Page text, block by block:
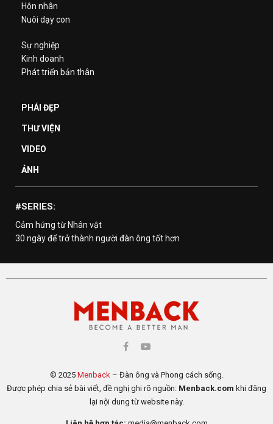
Hôn nhân
Nuôi dạy con
Sự nghiệp
Kinh doanh
Phát triển bản thân
PHÁI ĐẸP
THƯ VIỆN
VIDEO
ẢNH
#SERIES:
Cảm hứng từ Nhân vật
30 ngày để trở thành người đàn ông tốt hơn
© 2025 Menback – Đàn ông và Phong cách sống.
Được phép chia sẻ bài viết, đề nghị ghi rõ nguồn: Menback.com khi đăng
lại nội dung từ website này.